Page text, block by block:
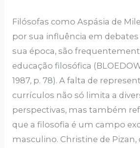
Filósofas como Aspásia de
por sua influência em
sua época, são
educação filosófica
1987, p. 78). A falta de
currículos não só limita a
perspectivas, mas também
que a filosofia é um campo
masculino. Christine de Pizan,